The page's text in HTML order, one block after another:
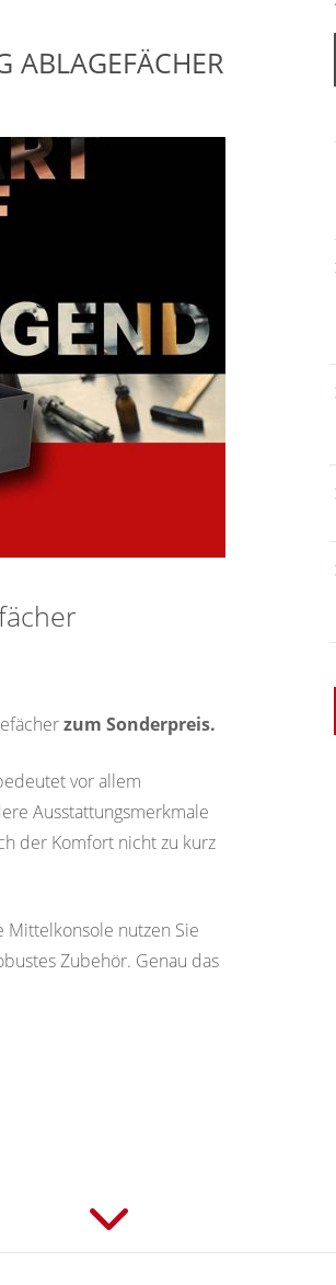
ABLAGEFÄCHER
zum Sonderpreis.
vor allem
Ausstattungsmerkmale
der Komfort nicht zu kurz
nutzen Sie
Zubehör. Genau das